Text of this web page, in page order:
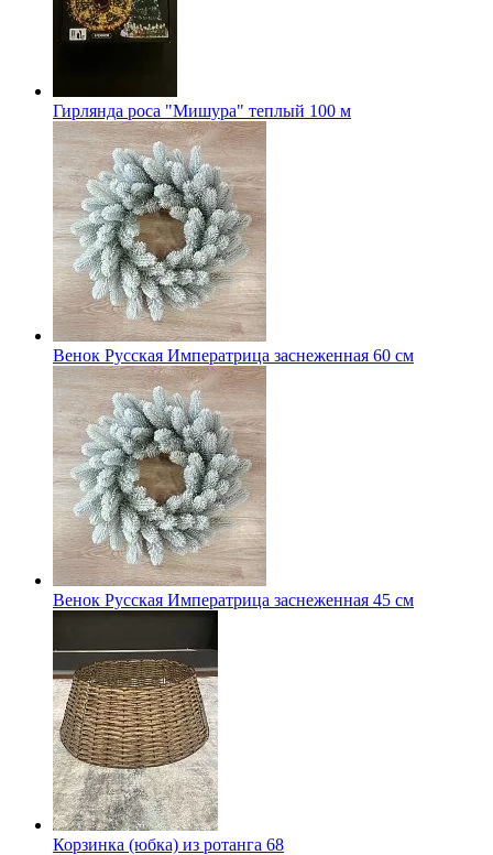
Гирлянда роса "Мишура" теплый 100 м
Венок Русская Императрица заснеженная 60 см
Венок Русская Императрица заснеженная 45 см
Корзинка (юбка) из ротанга 68